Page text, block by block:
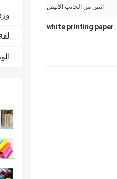
اثنين من الجانب الأبيض
,
white printing paper